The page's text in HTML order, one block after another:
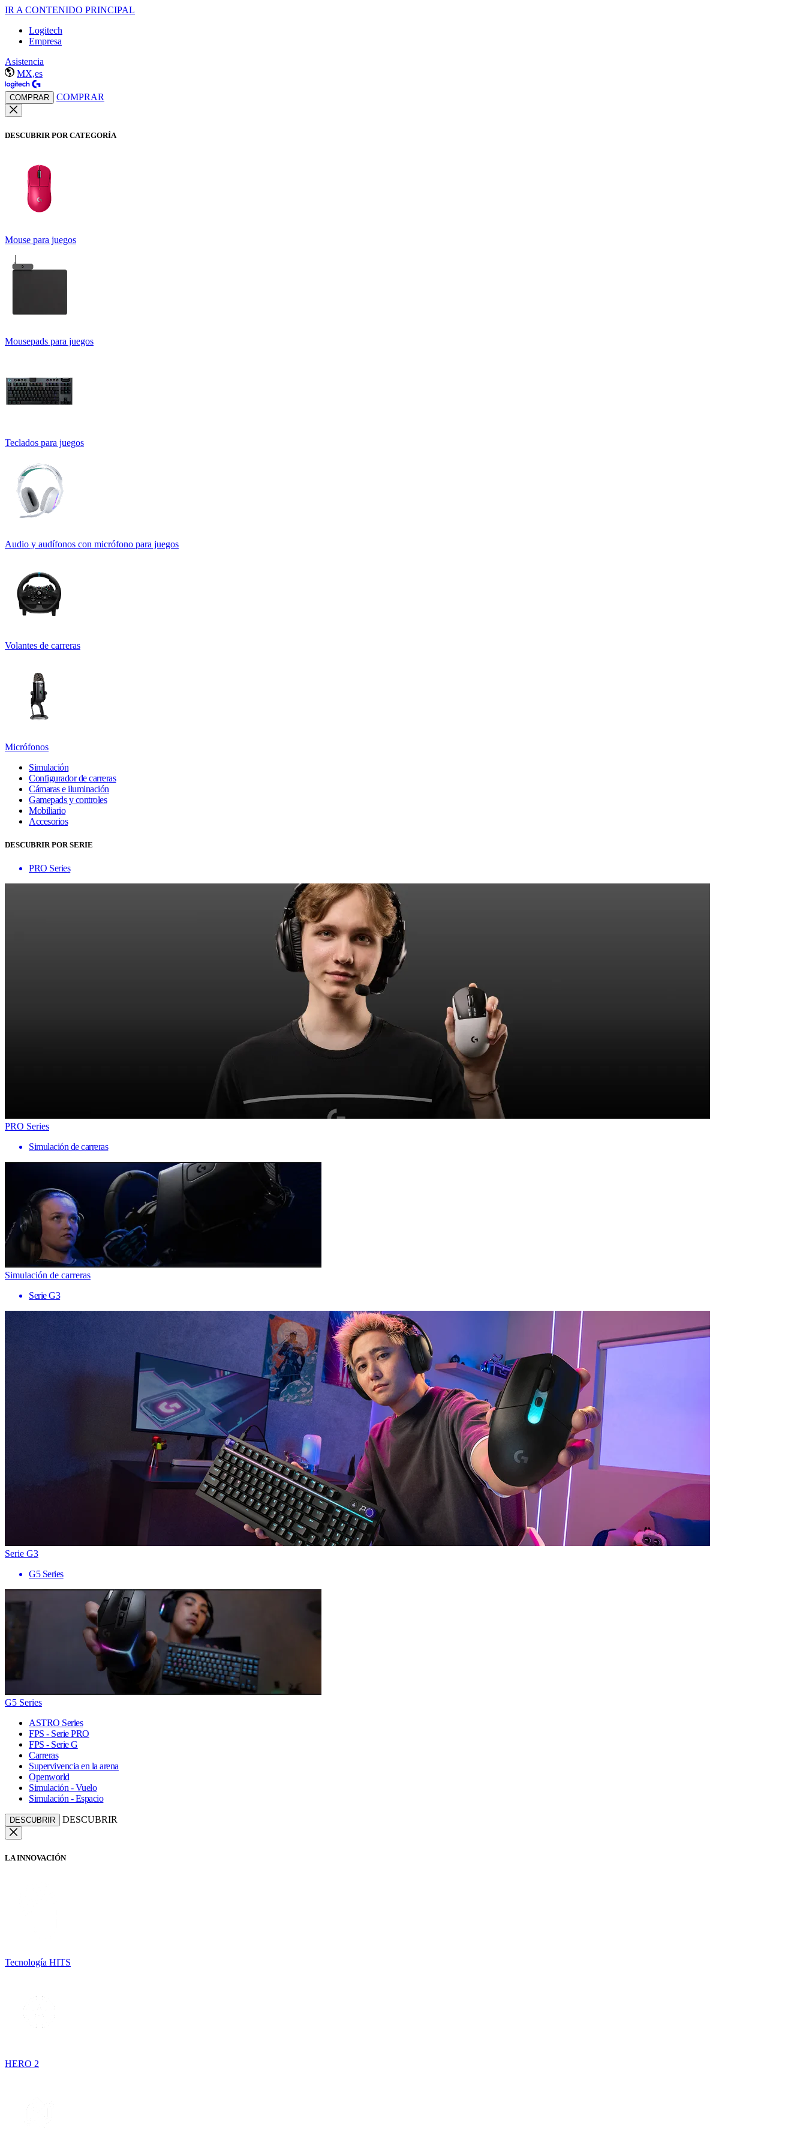
IR A CONTENIDO PRINCIPAL
Logitech
Empresa
Asistencia
MX,es
COMPRAR COMPRAR
DESCUBRIR POR CATEGORÍA
Mouse para juegos
Mousepads para juegos
Teclados para juegos
Audio y audífonos con micrófono para juegos
Volantes de carreras
Micrófonos
Simulación
Configurador de carreras
Cámaras e iluminación
Gamepads y controles
Mobiliario
Accesorios
DESCUBRIR POR SERIE
PRO Series
PRO Series
Simulación de carreras
Simulación de carreras
Serie G3
Serie G3
G5 Series
G5 Series
ASTRO Series
FPS - Serie PRO
FPS - Serie G
Carreras
Supervivencia en la arena
Openworld
Simulación - Vuelo
Simulación - Espacio
DESCUBRIR DESCUBRIR
LA INNOVACIÓN
Tecnología HITS
HERO 2